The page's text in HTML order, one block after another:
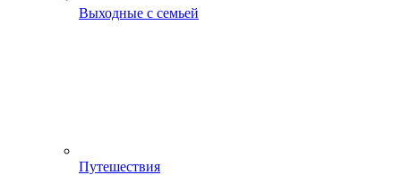
Выходные с семьей
Путешествия